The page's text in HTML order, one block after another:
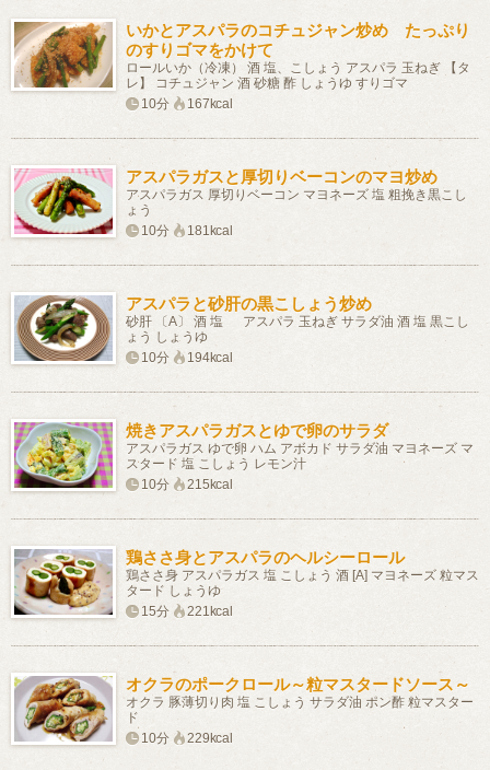
いかとアスパラのコチュジャン炒め たっぷり
のすりゴマをかけて
ロールいか（冷凍） 酒 塩、こしょう アスパラ 玉ねぎ 【タ
レ】 コチュジャン 酒 砂糖 酢 しょうゆ すりゴマ
10分
167kcal
アスパラガスと厚切りベーコンのマヨ炒め
アスパラガス 厚切りベーコン マヨネーズ 塩 粗挽き黒こし
ょう
10分
181kcal
アスパラと砂肝の黒こしょう炒め
砂肝 〔A〕 酒 塩 アスパラ 玉ねぎ サラダ油 酒 塩 黒こし
ょう しょうゆ
10分
194kcal
焼きアスパラガスとゆで卵のサラダ
アスパラガス ゆで卵 ハム アボカド サラダ油 マヨネーズ マ
スタード 塩 こしょう レモン汁
10分
215kcal
鶏ささ身とアスパラのヘルシーロール
鶏ささ身 アスパラガス 塩 こしょう 酒 [A] マヨネーズ 粒マス
タード しょうゆ
15分
221kcal
オクラのポークロール～粒マスタードソース～
オクラ 豚薄切り肉 塩 こしょう サラダ油 ポン酢 粒マスター
ド
10分
229kcal